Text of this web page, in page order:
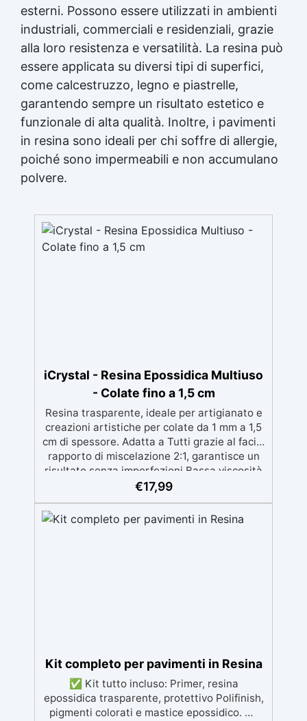
esterni. Possono essere utilizzati in ambienti
industriali, commerciali e residenziali, grazie
alla loro resistenza e versatilità. La resina può
essere applicata su diversi tipi di superfici,
come calcestruzzo, legno e piastrelle,
garantendo sempre un risultato estetico e
funzionale di alta qualità. Inoltre, i pavimenti
in resina sono ideali per chi soffre di allergie,
poiché sono impermeabili e non accumulano
polvere.
iCrystal - Resina Epossidica Multiuso
- Colate fino a 1,5 cm
Resina trasparente, ideale per artigianato e
creazioni artistiche per colate da 1 mm a 1,5
cm di spessore. Adatta a Tutti grazie al facile
rapporto di miscelazione 2:1, garantisce un
risultato senza imperfezioni Bassa viscosità
per colate senza bolle, compatibile con
materiali. Certificata post-catalisi atossica e
sicura per il contatto con la pelle, Bpa Free e
€17,99
Kit completo per pavimenti in Resina
✅ Kit tutto incluso: Primer, resina
epossidica trasparente, protettivo Polifinish,
pigmenti colorati e mastice epossidico. ✅